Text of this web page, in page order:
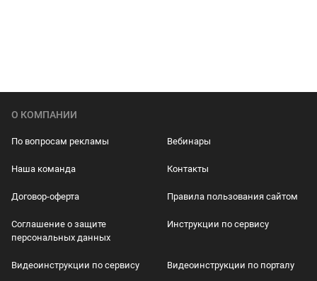
О КОМПАНИИ
По вопросам рекламы Вебинары
Наша команда Контакты
Договор-оферта Правила пользования сайтом
Соглашение о защите
персональных данных
Инструкции по сервису
Видеоинструкции по сервису Видеоинструкции по порталу